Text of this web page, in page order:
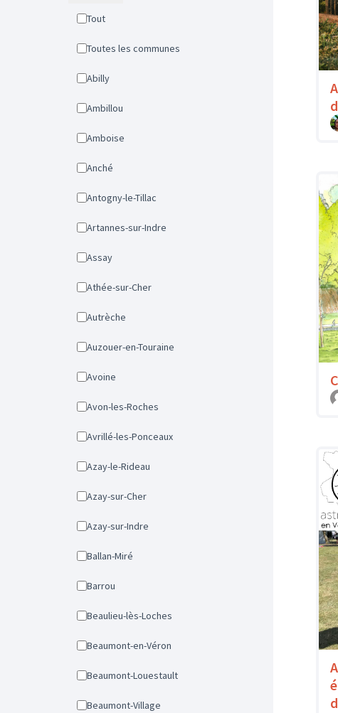
Tout
Toutes les communes
Abilly
Ambillou
Amboise
Anché
Antogny-le-Tillac
Artannes-sur-Indre
Assay
Athée-sur-Cher
Autrèche
Auzouer-en-Touraine
Avoine
Avon-les-Roches
Avrillé-les-Ponceaux
Azay-le-Rideau
Azay-sur-Cher
Azay-sur-Indre
Ballan-Miré
Barrou
Beaulieu-lès-Loches
Beaumont-en-Véron
Beaumont-Louestault
Beaumont-Village